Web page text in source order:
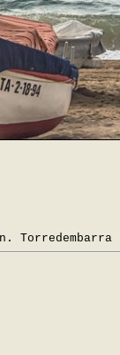
Torredembarra